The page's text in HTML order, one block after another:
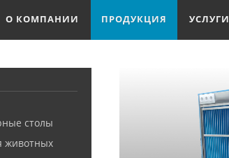
О КОМПАНИИ ПРОДУКЦИЯ УСЛУГИ
столы
животных